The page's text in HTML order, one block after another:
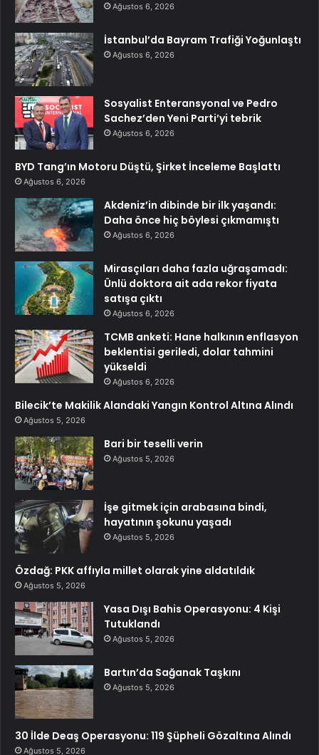
Ağustos 6, 2026
İstanbul’da Bayram Trafiği Yoğunlaştı
Ağustos 6, 2026
Sosyalist Enteransyonal ve Pedro
Sachez’den Yeni Parti’yi tebrik
Ağustos 6, 2026
BYD Tang’ın Motoru Düştü, Şirket İnceleme Başlattı
Ağustos 6, 2026
Akdeniz’in dibinde bir ilk yaşandı:
Daha önce hiç böylesi çıkmamıştı
Ağustos 6, 2026
Mirasçıları daha fazla uğraşamadı:
Ünlü doktora ait ada rekor fiyata
satışa çıktı
Ağustos 6, 2026
TCMB anketi: Hane halkının enflasyon
beklentisi geriledi, dolar tahmini
yükseldi
Ağustos 6, 2026
Bilecik’te Makilik Alandaki Yangın Kontrol Altına Alındı
Ağustos 5, 2026
Bari bir teselli verin
Ağustos 5, 2026
İşe gitmek için arabasına bindi,
hayatının şokunu yaşadı
Ağustos 5, 2026
Özdağ: PKK affıyla millet olarak yine aldatıldık
Ağustos 5, 2026
Yasa Dışı Bahis Operasyonu: 4 Kişi
Tutuklandı
Ağustos 5, 2026
Bartın’da Sağanak Taşkını
Ağustos 5, 2026
30 İlde Deaş Operasyonu: 119 Şüpheli Gözaltına Alındı
Ağustos 5, 2026